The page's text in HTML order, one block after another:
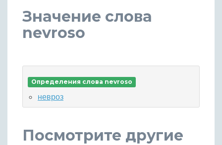
Значение слова
nevroso
Определения слова nevroso
невроз
Посмотрите другие